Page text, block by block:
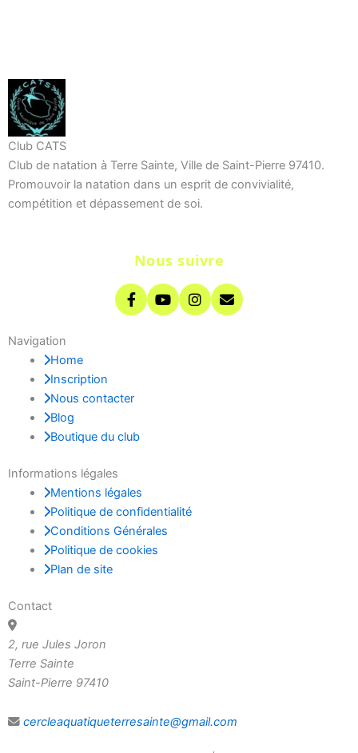
Club CATS
Club de natation à Terre Sainte, Ville de Saint-Pierre 97410.
Promouvoir la natation dans un esprit de convivialité,
compétition et dépassement de soi.
Nous suivre
Navigation
Home
Inscription
Nous contacter
Blog
Boutique du club
Informations légales
Mentions légales
Politique de confidentialité
Conditions Générales
Politique de cookies
Plan de site
Contact
2, rue Jules Joron
Terre Sainte
Saint-Pierre 97410
cercleaquatiqueterresainte@gmail.com